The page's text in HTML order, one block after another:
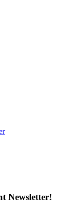
Newsletter!